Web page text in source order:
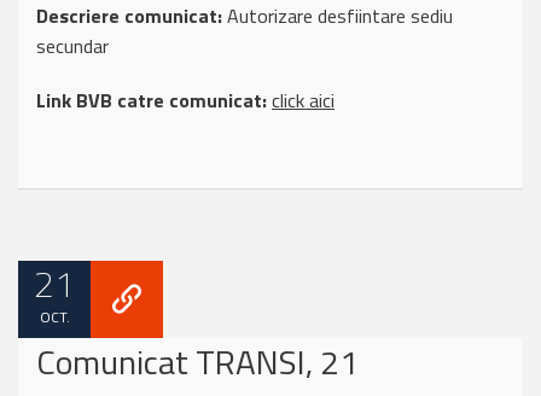
Descriere comunicat:Autorizare desfiintare sediu
secundar
Link BVB catre comunicat:click aici
21
OCT.
Comunicat TRANSI, 21